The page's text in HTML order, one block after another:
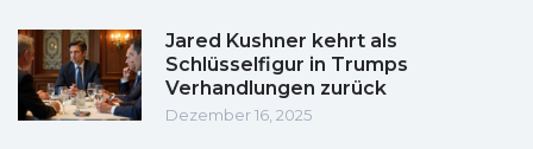
Jared Kushner kehrt als
Schlüsselfigur in Trumps
Verhandlungen zurück
Dezember 16, 2025